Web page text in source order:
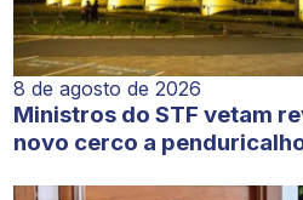
8 de agosto de 2026
Ministros do STF vetam
novo cerco a